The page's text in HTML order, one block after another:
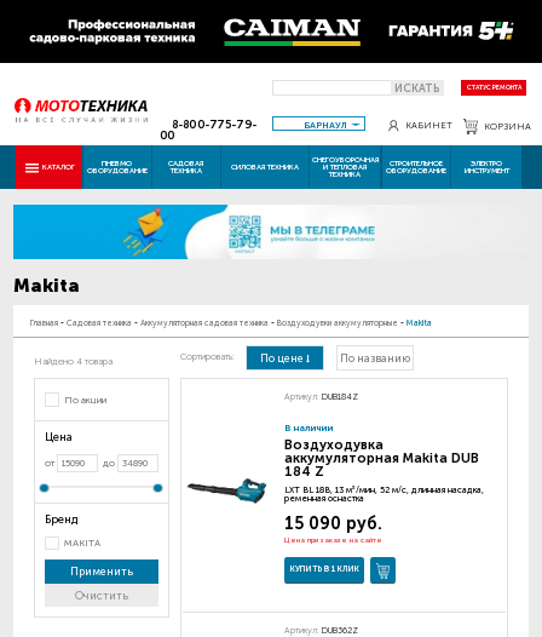
ИСКАТЬ СТАТУС РЕМОНТА
8-800-775-79-
00
БАРНАУЛ КАБИНЕТ КОРЗИНА
КАТАЛОГ ПНЕВМО
ОБОРУДОВАНИЕ
САДОВАЯ
ТЕХНИКА СИЛОВАЯ ТЕХНИКА
СНЕГОУБОРОЧНАЯ
И ТЕПЛОВАЯ
ТЕХНИКА
СТРОИТЕЛЬНОЕ
ОБОРУДОВАНИЕ
ЭЛЕКТРО
ИНСТРУМЕНТ
Makita
Главная - Садовая техника - Аккумуляторная садовая техника - Воздуходувки аккумуляторные - Makita
Найдено 4 товара
По акции
Цена
от до
Бренд
MAKITA
Применить
Очистить
Сортировать: По цене По названию
Артикул: DUB184Z
В наличии
Воздуходувка
аккумуляторная Makita DUB
184 Z
LXT BL 18В, 13 м³/мин, 52 м/с, длинная насадка,
ременная оснастка
15 090 руб.
Цена при заказе на сайте
КУПИТЬ В 1 КЛИК
Артикул: DUB362Z